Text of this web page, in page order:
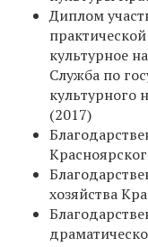
Диплом
культурное
Служба по
культурного
(2017)
хозяйства